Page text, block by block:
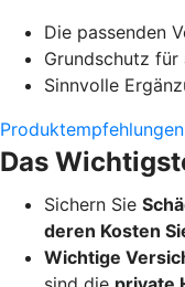
Die passenden
Grundschutz für
Sinnvolle
Produktempfehlungen
Das
Sichern Sie
deren Kosten
Wichtige